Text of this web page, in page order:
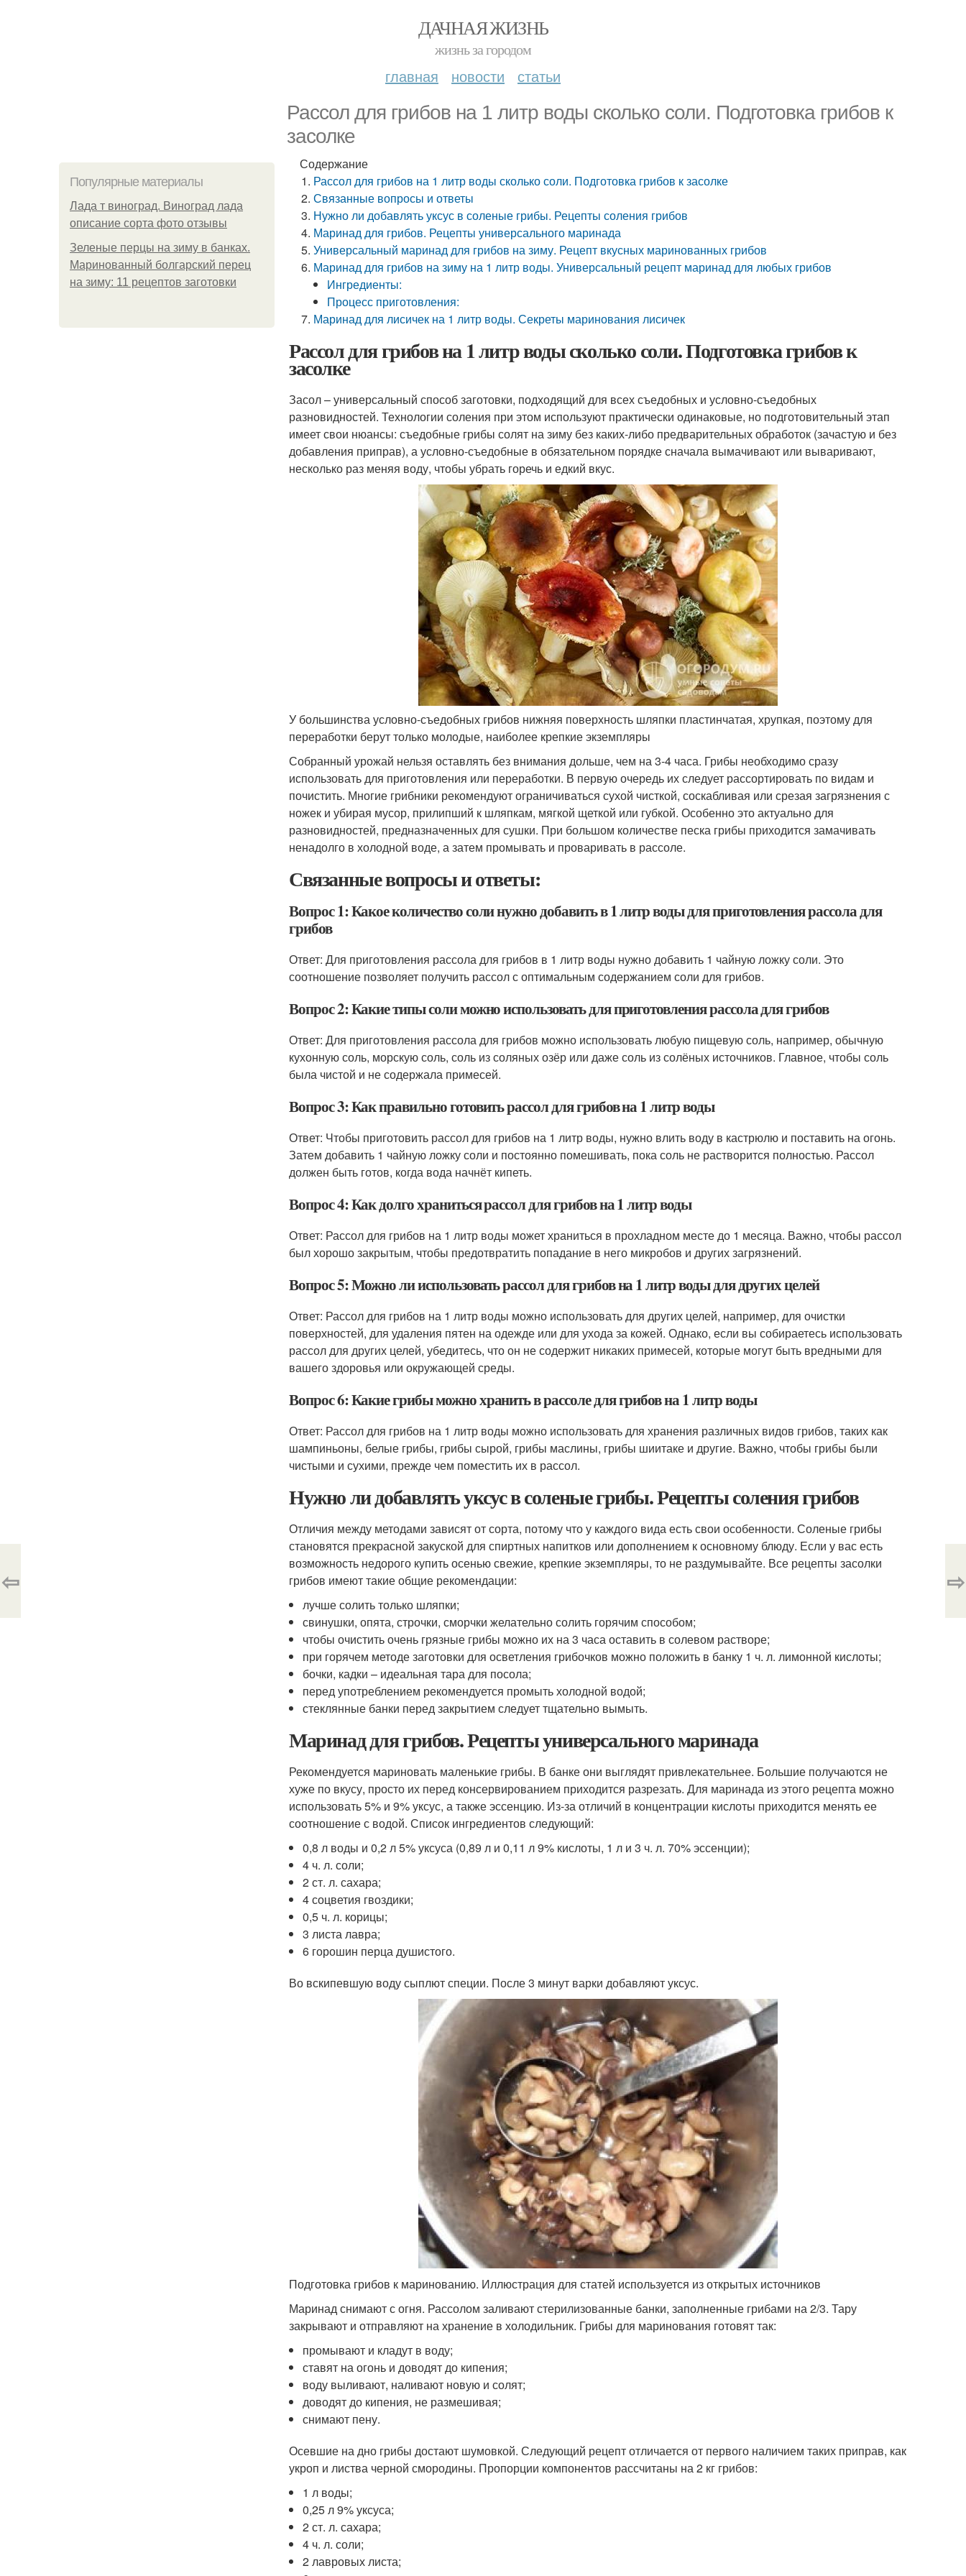
ДАЧНАЯ ЖИЗНЬ
жизнь за городом
главная новости статьи
Рассол для грибов на 1 литр воды сколько соли. Подготовка грибов к
засолке
Популярные материалы
Лада т виноград. Виноград лада
описание сорта фото отзывы
Зеленые перцы на зиму в банках.
Маринованный болгарский перец
на зиму: 11 рецептов заготовки
Содержание
Рассол для грибов на 1 литр воды сколько соли. Подготовка грибов к засолке
Связанные вопросы и ответы
Нужно ли добавлять уксус в соленые грибы. Рецепты соления грибов
Маринад для грибов. Рецепты универсального маринада
Универсальный маринад для грибов на зиму. Рецепт вкусных маринованных грибов
Маринад для грибов на зиму на 1 литр воды. Универсальный рецепт маринад для любых грибов
Ингредиенты:
Процесс приготовления:
Маринад для лисичек на 1 литр воды. Секреты маринования лисичек
Рассол для грибов на 1 литр воды сколько соли. Подготовка грибов к
засолке
Засол – универсальный способ заготовки, подходящий для всех съедобных и условно-съедобных
разновидностей. Технологии соления при этом используют практически одинаковые, но подготовительный этап
имеет свои нюансы: съедобные грибы солят на зиму без каких-либо предварительных обработок (зачастую и без
добавления приправ), а условно-съедобные в обязательном порядке сначала вымачивают или вываривают,
несколько раз меняя воду, чтобы убрать горечь и едкий вкус.
У большинства условно-съедобных грибов нижняя поверхность шляпки пластинчатая, хрупкая, поэтому для
переработки берут только молодые, наиболее крепкие экземпляры
Собранный урожай нельзя оставлять без внимания дольше, чем на 3-4 часа. Грибы необходимо сразу
использовать для приготовления или переработки. В первую очередь их следует рассортировать по видам и
почистить. Многие грибники рекомендуют ограничиваться сухой чисткой, соскабливая или срезая загрязнения с
ножек и убирая мусор, прилипший к шляпкам, мягкой щеткой или губкой. Особенно это актуально для
разновидностей, предназначенных для сушки. При большом количестве песка грибы приходится замачивать
ненадолго в холодной воде, а затем промывать и проваривать в рассоле.
Связанные вопросы и ответы:
Вопрос 1: Какое количество соли нужно добавить в 1 литр воды для приготовления рассола для
грибов
Ответ: Для приготовления рассола для грибов в 1 литр воды нужно добавить 1 чайную ложку соли. Это
соотношение позволяет получить рассол с оптимальным содержанием соли для грибов.
Вопрос 2: Какие типы соли можно использовать для приготовления рассола для грибов
Ответ: Для приготовления рассола для грибов можно использовать любую пищевую соль, например, обычную
кухонную соль, морскую соль, соль из соляных озёр или даже соль из солёных источников. Главное, чтобы соль
была чистой и не содержала примесей.
Вопрос 3: Как правильно готовить рассол для грибов на 1 литр воды
Ответ: Чтобы приготовить рассол для грибов на 1 литр воды, нужно влить воду в кастрюлю и поставить на огонь.
Затем добавить 1 чайную ложку соли и постоянно помешивать, пока соль не растворится полностью. Рассол
должен быть готов, когда вода начнёт кипеть.
Вопрос 4: Как долго храниться рассол для грибов на 1 литр воды
Ответ: Рассол для грибов на 1 литр воды может храниться в прохладном месте до 1 месяца. Важно, чтобы рассол
был хорошо закрытым, чтобы предотвратить попадание в него микробов и других загрязнений.
Вопрос 5: Можно ли использовать рассол для грибов на 1 литр воды для других целей
Ответ: Рассол для грибов на 1 литр воды можно использовать для других целей, например, для очистки
поверхностей, для удаления пятен на одежде или для ухода за кожей. Однако, если вы собираетесь использовать
рассол для других целей, убедитесь, что он не содержит никаких примесей, которые могут быть вредными для
вашего здоровья или окружающей среды.
Вопрос 6: Какие грибы можно хранить в рассоле для грибов на 1 литр воды
Ответ: Рассол для грибов на 1 литр воды можно использовать для хранения различных видов грибов, таких как
шампиньоны, белые грибы, грибы сырой, грибы маслины, грибы шиитаке и другие. Важно, чтобы грибы были
чистыми и сухими, прежде чем поместить их в рассол.
Нужно ли добавлять уксус в соленые грибы. Рецепты соления грибов
Отличия между методами зависят от сорта, потому что у каждого вида есть свои особенности. Соленые грибы
становятся прекрасной закуской для спиртных напитков или дополнением к основному блюду. Если у вас есть
возможность недорого купить осенью свежие, крепкие экземпляры, то не раздумывайте. Все рецепты засолки
грибов имеют такие общие рекомендации:
лучше солить только шляпки;
свинушки, опята, строчки, сморчки желательно солить горячим способом;
чтобы очистить очень грязные грибы можно их на 3 часа оставить в солевом растворе;
при горячем методе заготовки для осветления грибочков можно положить в банку 1 ч. л. лимонной кислоты;
бочки, кадки – идеальная тара для посола;
перед употреблением рекомендуется промыть холодной водой;
стеклянные банки перед закрытием следует тщательно вымыть.
Маринад для грибов. Рецепты универсального маринада
Рекомендуется мариновать маленькие грибы. В банке они выглядят привлекательнее. Большие получаются не
хуже по вкусу, просто их перед консервированием приходится разрезать. Для маринада из этого рецепта можно
использовать 5% и 9% уксус, а также эссенцию. Из-за отличий в концентрации кислоты приходится менять ее
соотношение с водой. Список ингредиентов следующий:
0,8 л воды и 0,2 л 5% уксуса (0,89 л и 0,11 л 9% кислоты, 1 л и 3 ч. л. 70% эссенции);
4 ч. л. соли;
2 ст. л. сахара;
4 соцветия гвоздики;
0,5 ч. л. корицы;
3 листа лавра;
6 горошин перца душистого.
Во вскипевшую воду сыплют специи. После 3 минут варки добавляют уксус.
Подготовка грибов к маринованию. Иллюстрация для статей используется из открытых источников
Маринад снимают с огня. Рассолом заливают стерилизованные банки, заполненные грибами на 2/3. Тару
закрывают и отправляют на хранение в холодильник. Грибы для маринования готовят так:
промывают и кладут в воду;
ставят на огонь и доводят до кипения;
воду выливают, наливают новую и солят;
доводят до кипения, не размешивая;
снимают пену.
Осевшие на дно грибы достают шумовкой. Следующий рецепт отличается от первого наличием таких приправ, как
укроп и листва черной смородины. Пропорции компонентов рассчитаны на 2 кг грибов:
1 л воды;
0,25 л 9% уксуса;
2 ст. л. сахара;
4 ч. л. соли;
2 лавровых листа;
⇦ ⇨